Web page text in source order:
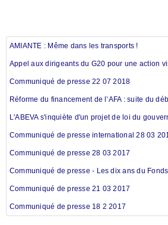
AMIANTE : Même dans les transports !
Appel aux dirigeants du G20 pour une action
Communiqué de presse 22 07 2018
Réforme du financement de l’AFA : suite du
L'ABEVA s'inquiète d'un projet de loi du
Communiqué de presse international 28 03
Communiqué de presse 28 03 2017
Communiqué de presse - Les dix ans du
Communiqué de presse 21 03 2017
Communiqué de presse 18 2 2017